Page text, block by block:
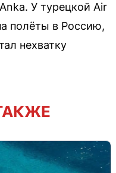
У турецкой Air
полёты в Россию,
нехватку